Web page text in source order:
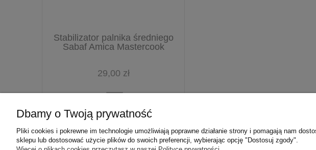
Stabilizator palnika średniego
Sabaf Amica Mastercook
29,00 zł
Dbamy o Twoją prywatność
Pliki cookies i pokrewne im technologie umożliwiają poprawne działanie strony i pomagają nam
sklepu lub dostosować użycie plików do swoich preferencji, wybierając opcję "Dostosuj zgody".